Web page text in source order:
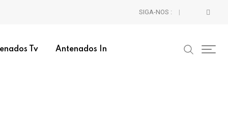
SIGA-NOS :
Tv Antenados In